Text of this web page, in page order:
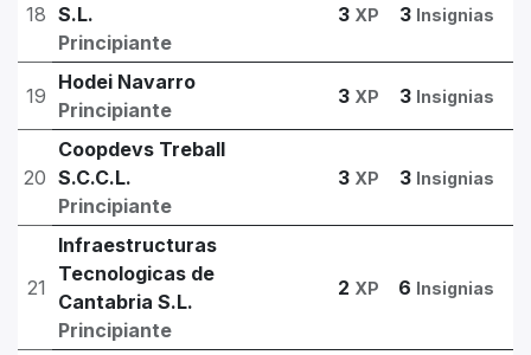
18 S.L.
Principiante
3 XP 3 Insignias
19
Hodei Navarro
Principiante
3 XP 3 Insignias
20
Coopdevs Treball
S.C.C.L.
Principiante
3 XP 3 Insignias
21
Infraestructuras
Tecnologicas de
Cantabria S.L.
Principiante
2 XP 6 Insignias